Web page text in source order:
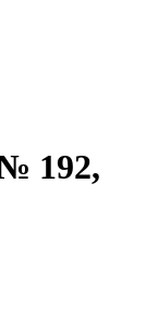
192,